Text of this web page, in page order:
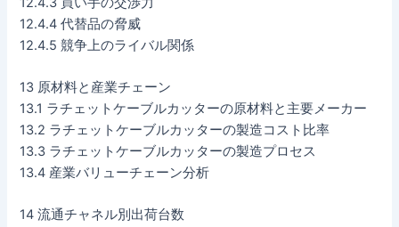
12.4.4 代替品の脅威
12.4.5 競争上のライバル関係
13 原材料と産業チェーン
13.1 ラチェットケーブルカッターの原材料と主要メーカー
13.2 ラチェットケーブルカッターの製造コスト比率
13.3 ラチェットケーブルカッターの製造プロセス
13.4 産業バリューチェーン分析
14 流通チャネル別出荷台数